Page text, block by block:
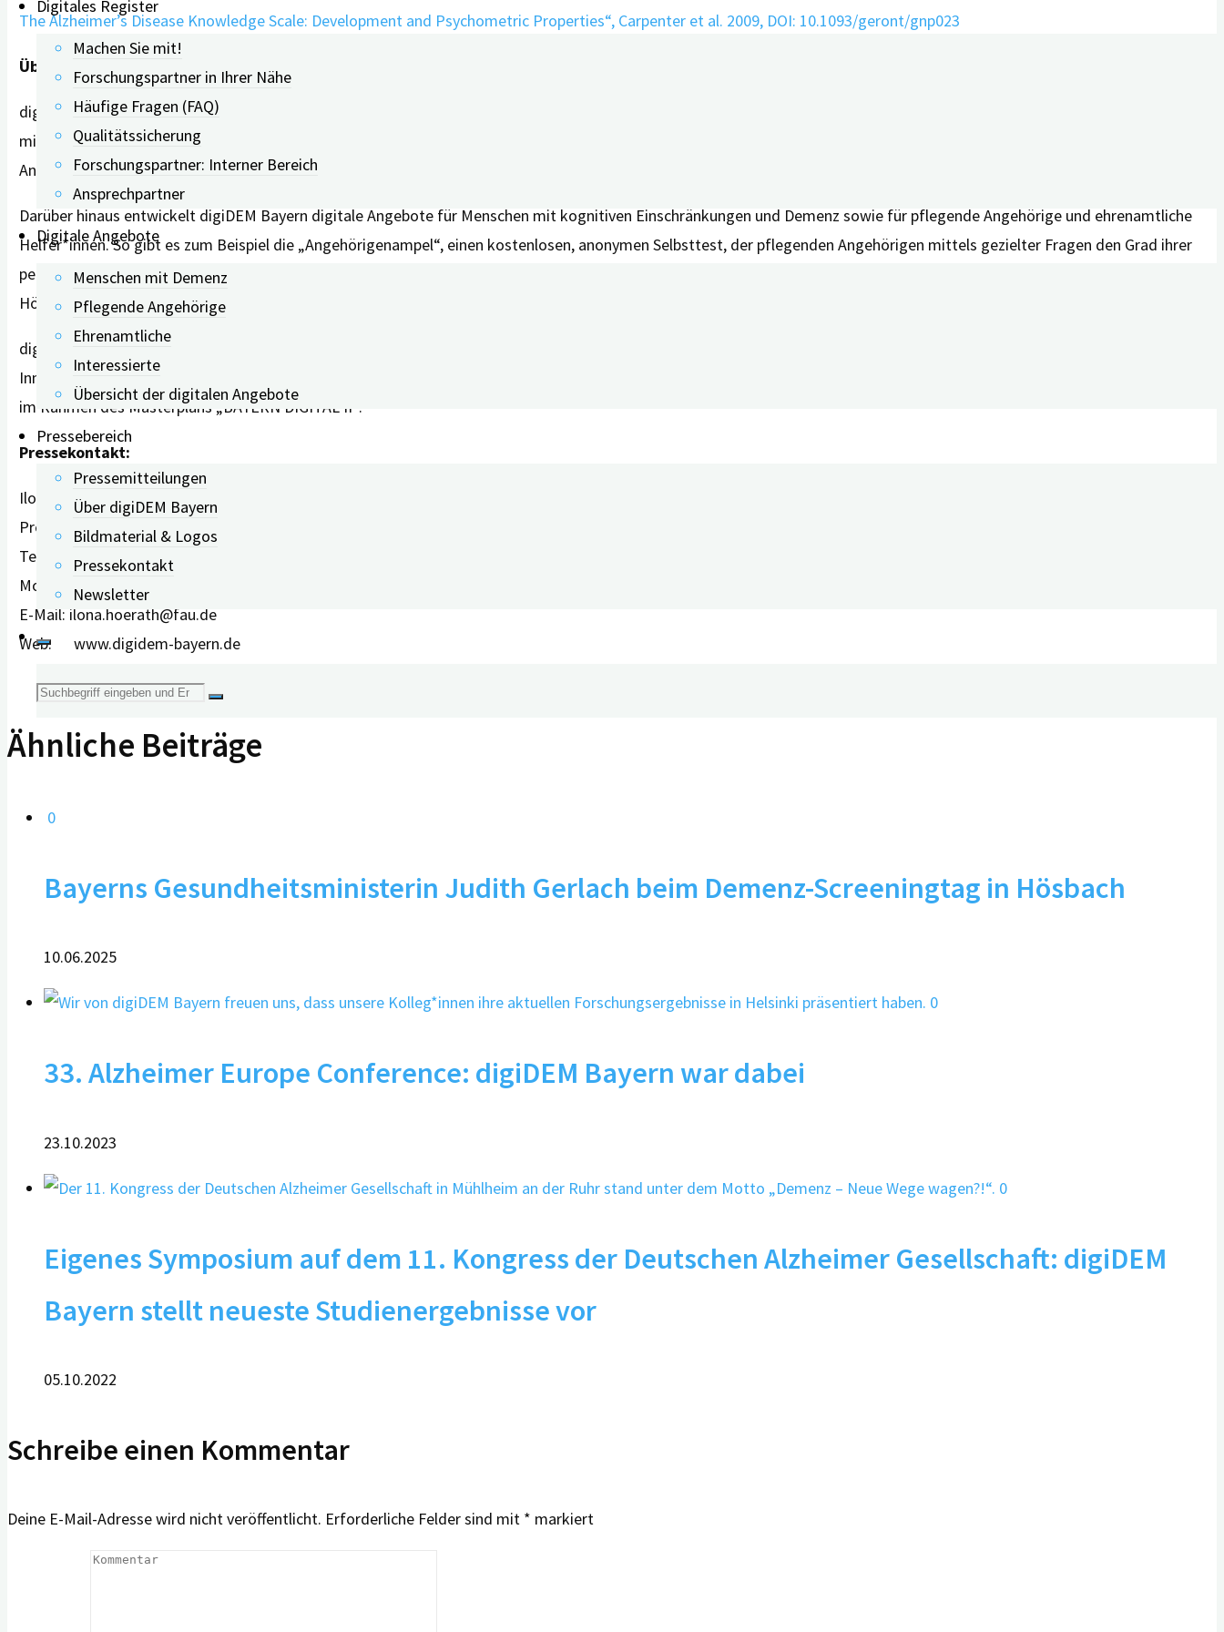
Digitales Register
Machen Sie mit!
Forschungspartner in Ihrer Nähe
Häufige Fragen (FAQ)
Qualitätssicherung
Forschungspartner: Interner Bereich
Ansprechpartner
Digitale Angebote
Menschen mit Demenz
Pflegende Angehörige
Ehrenamtliche
Interessierte
Übersicht der digitalen Angebote
Pressebereich
Pressemitteilungen
Über digiDEM Bayern
Bildmaterial & Logos
Pressekontakt
Newsletter
Suche
nach:
The Alzheimer’s Disease Knowledge Scale: Development and Psychometric Properties“, Carpenter et al. 2009, DOI: 10.1093/geront/gnp023
Über digiDEM Bayern
digiDEM Bayern baut ein digitales Demenzregister für Bayern auf, um den Langzeitverlauf der Erkrankung besser zu verstehen und die Versorgungssituation von Menschen
mit Demenz und deren Angehörigen in ganz Bayern zu verbessern. Dafür werden Menschen mit leichten kognitiven Beeinträchtigungen oder Demenz und ihre pflegenden
Angehörigen zu ihrer Situation systematisch befragt.
Darüber hinaus entwickelt digiDEM Bayern digitale Angebote für Menschen mit kognitiven Einschränkungen und Demenz sowie für pflegende Angehörige und ehrenamtliche
Helfer*innen. So gibt es zum Beispiel die „Angehörigenampel“, einen kostenlosen, anonymen Selbsttest, der pflegenden Angehörigen mittels gezielter Fragen den Grad ihrer
persönlichen Belastung anzeigt und ihnen damit einen Anstoß zur Veränderung der Lebenssituation gibt. Zu den weiteren digitalen Angeboten gehören unter anderem ein
Hörtest, Live-Webinare inklusive Mediathek und der Science Watch-Newsletter.
digiDEM Bayern ist ein interdisziplinäres Forschungsprojekt der Friedrich-Alexander-Universität Erlangen-Nürnberg, des Universitätsklinikums Erlangen und des
Innovationsclusters Medical Valley Europäische Metropolregion Nürnberg. Gefördert wird das Projekt vom Bayerischen Staatsministerium für Gesundheit und Pflege (StMGP)
im Rahmen des Masterplans „BAYERN DIGITAL II“.
Pressekontakt:
Ilona Hörath
Presse- und Öffentlichkeitsarbeit
Tel: +49-9131-85-35858
Mobil: +49 163-883 884 5
E-Mail: ilona.hoerath@fau.de
Web: www.digidem-bayern.de
Ähnliche Beiträge
0
Bayerns Gesundheitsministerin Judith Gerlach beim Demenz-Screeningtag in Hösbach
10.06.2025
0
33. Alzheimer Europe Conference: digiDEM Bayern war dabei
23.10.2023
0
Eigenes Symposium auf dem 11. Kongress der Deutschen Alzheimer Gesellschaft: digiDEM
Bayern stellt neueste Studienergebnisse vor
05.10.2022
Schreibe einen Kommentar
Deine E-Mail-Adresse wird nicht veröffentlicht. Erforderliche Felder sind mit * markiert